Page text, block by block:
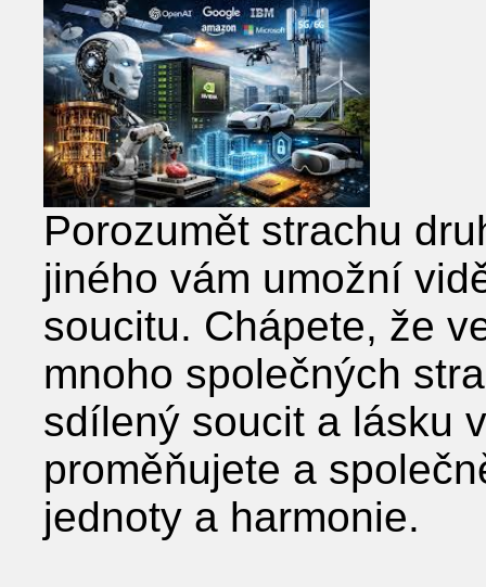
Porozumět strachu
jiného vám umožní
soucitu. Chápete, že
mnoho společných
sdílený soucit a lásku
proměňujete a
jednoty a harmonie.